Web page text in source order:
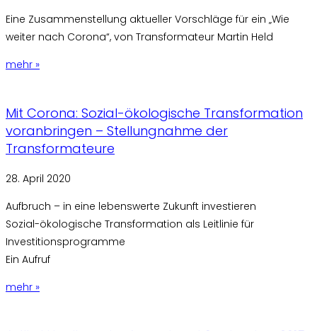
Eine Zusammenstellung aktueller Vorschläge für ein „Wie
weiter nach Corona“, von Transformateur Martin Held
mehr »
Mit Corona: Sozial-ökologische Transformation
voranbringen – Stellungnahme der
Transformateure
28. April 2020
Aufbruch – in eine lebenswerte Zukunft investieren
Sozial-ökologische Transformation als Leitlinie für
Investitionsprogramme
Ein Aufruf
mehr »